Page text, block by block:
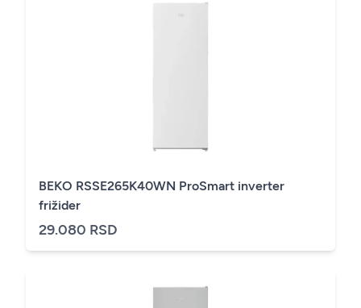
BEKO RSSE265K40WN ProSmart inverter
frižider
29.080 RSD